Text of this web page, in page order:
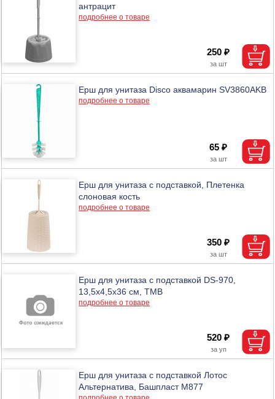
антрацит
подробнее о товаре
250 ₽
Ерш для унитаза Disco аквамарин SV3860AKB
подробнее о товаре
65 ₽
Ерш для унитаза с подставкой, Плетенка
слоновая кость
подробнее о товаре
350 ₽
Ерш для унитаза с подставкой DS-970,
13,5х4,5х36 см, ТМВ
подробнее о товаре
520 ₽
Ерш для унитаза с подставкой Лотос
Альтернатива, Башпласт М877